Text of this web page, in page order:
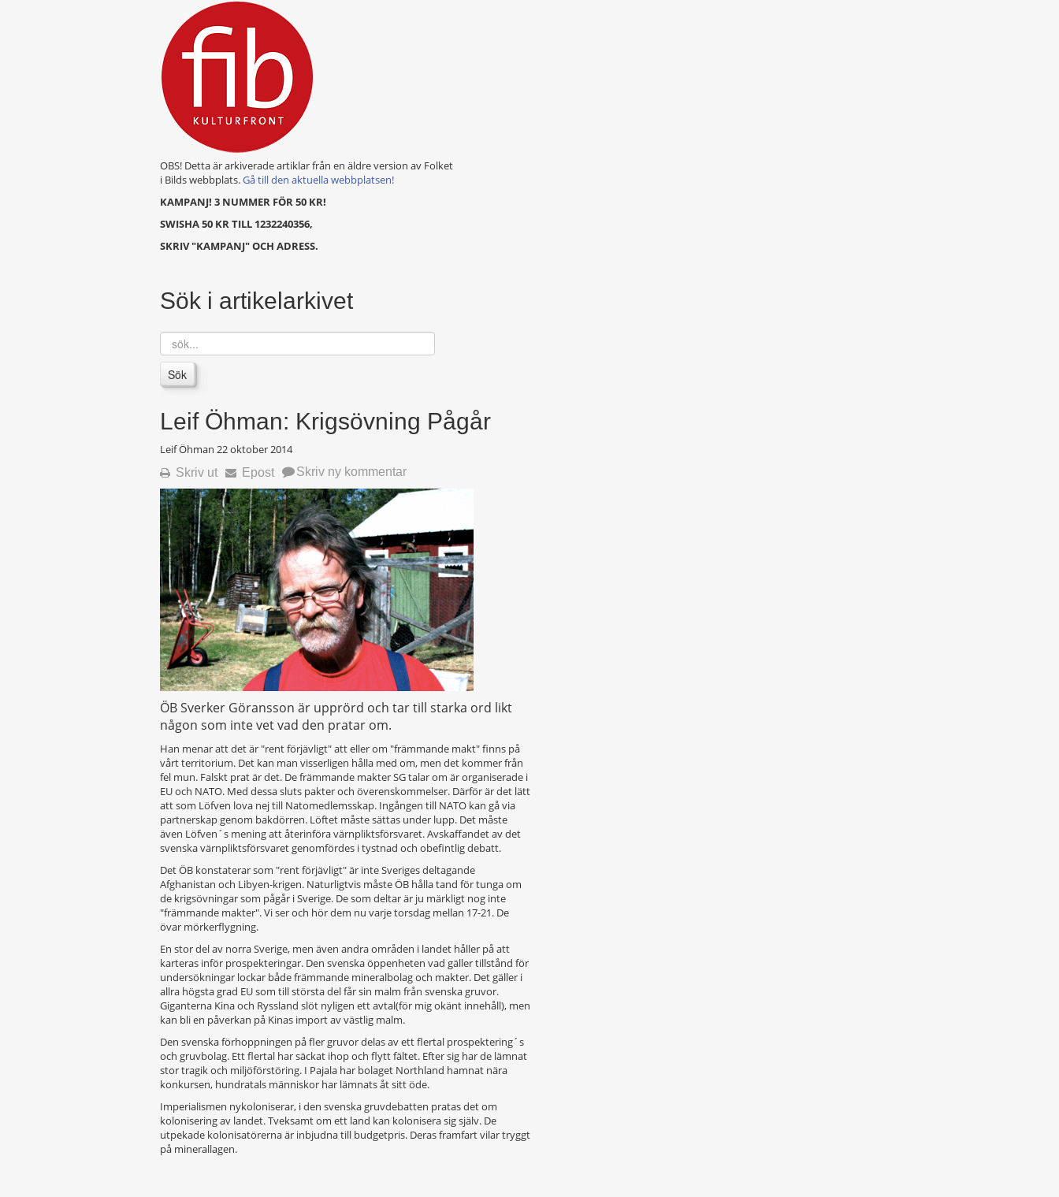
OBS! Detta är arkiverade artiklar från en äldre version av Folket
i Bilds webbplats.Gå till den aktuella webbplatsen!
KAMPANJ! 3 NUMMER FÖR 50 KR!
SWISHA 50 KR TILL 1232240356,
SKRIV "KAMPANJ" OCH ADRESS.
Sök i artikelarkivet
sök...
Sök
Leif Öhman: Krigsövning Pågår
Leif Öhman 22 oktober 2014
Skriv ut Epost Skriv ny kommentar
ÖB Sverker Göransson är upprörd och tar till starka ord likt
någon som inte vet vad den pratar om.
Han menar att det är "rent förjävligt" att eller om "främmande makt" finns på
vårt territorium. Det kan man visserligen hålla med om, men det kommer från
fel mun. Falskt prat är det. De främmande makter SG talar om är organiserade i
EU och NATO. Med dessa sluts pakter och överenskommelser. Därför är det lätt
att som Löfven lova nej till Natomedlemsskap. Ingången till NATO kan gå via
partnerskap genom bakdörren. Löftet måste sättas under lupp. Det måste
även Löfven´s mening att återinföra värnpliktsförsvaret. Avskaffandet av det
svenska värnpliktsförsvaret genomfördes i tystnad och obefintlig debatt.
Det ÖB konstaterar som "rent förjävligt" är inte Sveriges deltagande
Afghanistan och Libyen-krigen. Naturligtvis måste ÖB hålla tand för tunga om
de krigsövningar som pågår i Sverige. De som deltar är ju märkligt nog inte
"främmande makter". Vi ser och hör dem nu varje torsdag mellan 17-21. De
övar mörkerflygning.
En stor del av norra Sverige, men även andra områden i landet håller på att
karteras inför prospekteringar. Den svenska öppenheten vad gäller tillstånd för
undersökningar lockar både främmande mineralbolag och makter. Det gäller i
allra högsta grad EU som till största del får sin malm från svenska gruvor.
Giganterna Kina och Ryssland slöt nyligen ett avtal(för mig okänt innehåll), men
kan bli en påverkan på Kinas import av västlig malm.
Den svenska förhoppningen på fler gruvor delas av ett flertal prospektering´s
och gruvbolag. Ett flertal har säckat ihop och flytt fältet. Efter sig har de lämnat
stor tragik och miljöförstöring. I Pajala har bolaget Northland hamnat nära
konkursen, hundratals människor har lämnats åt sitt öde.
Imperialismen nykoloniserar, i den svenska gruvdebatten pratas det om
kolonisering av landet. Tveksamt om ett land kan kolonisera sig själv. De
utpekade kolonisatörerna är inbjudna till budgetpris. Deras framfart vilar tryggt
på minerallagen.